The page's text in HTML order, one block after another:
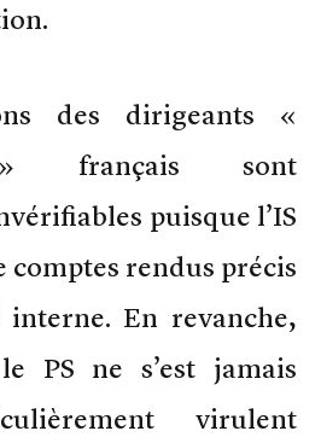
des dirigeants «
» français sont
puisque l’IS
comptes rendus précis
En revanche,
PS ne s’est jamais
virulent